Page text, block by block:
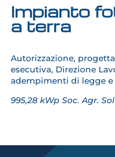
Impianto
a terra
Autorizzazione,
esecutiva, Direzione
adempimenti di legge e
995,28 kWp Soc. Agr.